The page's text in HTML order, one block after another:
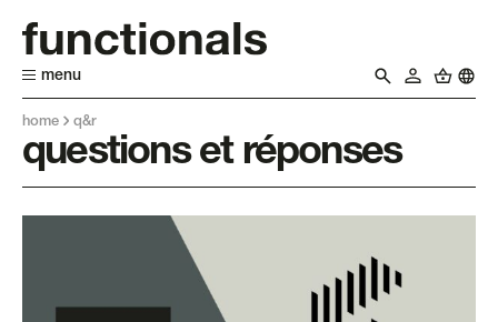
menu
home q&r
questions et réponses